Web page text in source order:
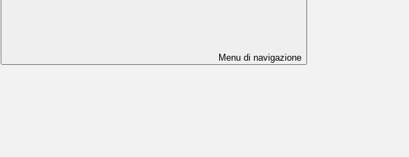
Menu di navigazione